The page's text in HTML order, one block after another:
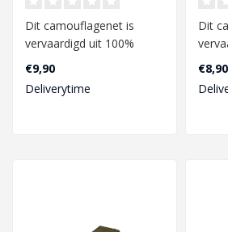
Dit camouflagenet is
vervaardigd uit 100%
katoen en heeft een
afmeting van ca. 1..
€9,90
Deliverytime
Dit
€8,90